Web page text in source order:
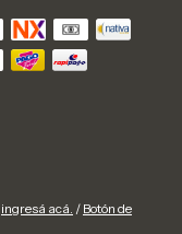
ingresá acá. / Botón de